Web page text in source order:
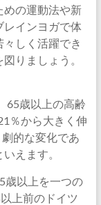
めの運動法や新
レインヨガで体
しく活躍でき
りましょう。
65歳以上の高齢
％から大きく伸
的な変化であ
えます。
歳以上を一つの
上前のドイツ